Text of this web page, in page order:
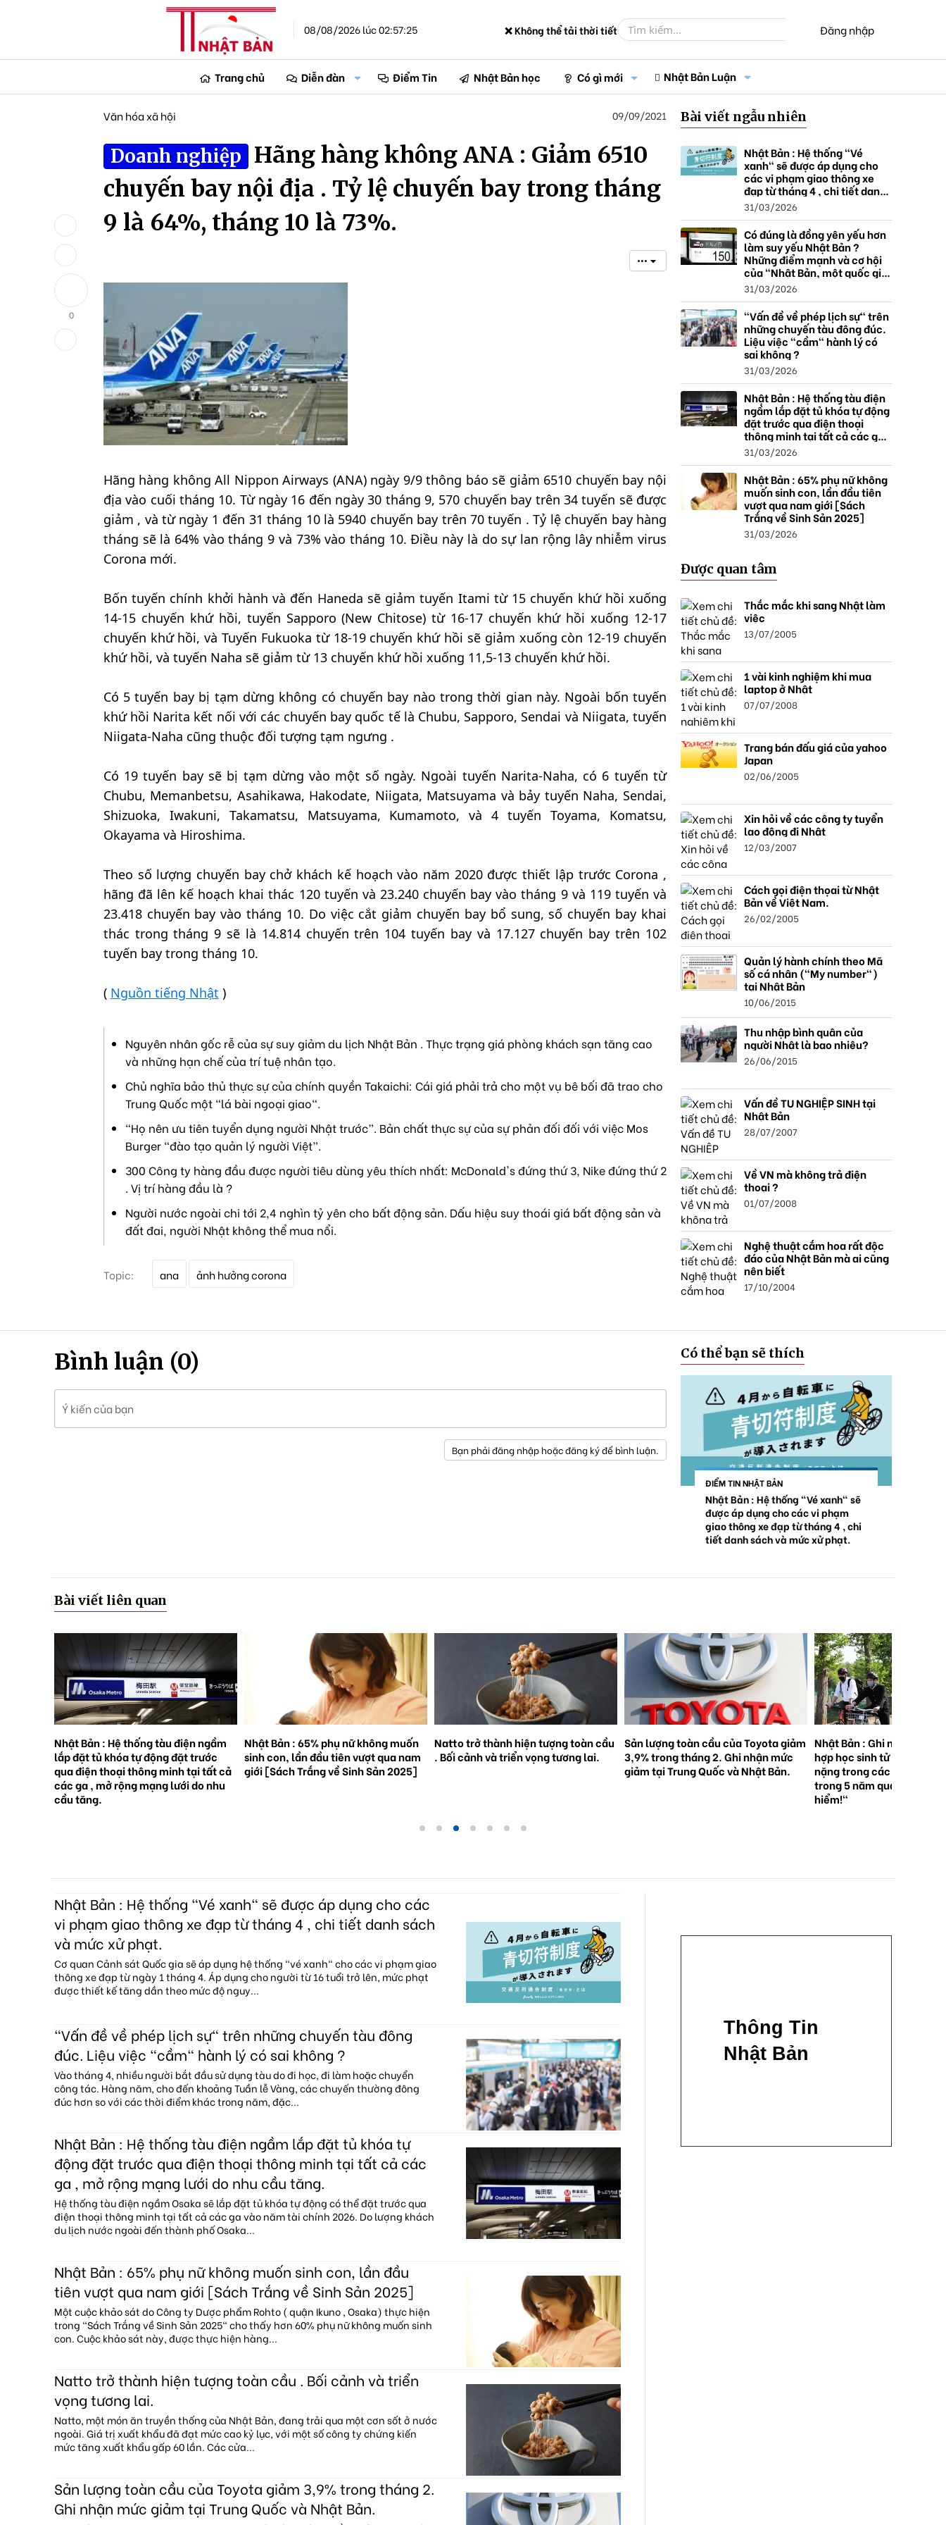
08/08/2026 lúc 02:57:25 ❌ Không thể tải thời tiết Đăng nhập
Trang chủ Diễn đàn Điểm Tin Nhật Bản học Có gì mới Nhật Bản Luận
0
Văn hóa xã hội 09/09/2021
Doanh nghiệp
Hãng hàng không ANA : Giảm 6510
chuyến bay nội địa . Tỷ lệ chuyến bay trong tháng
9 là 64%, tháng 10 là 73%.
•••
Hãng hàng không All Nippon Airways (ANA) ngày 9/9 thông báo sẽ giảm 6510 chuyến bay nội
địa vào cuối tháng 10. Từ ngày 16 đến ngày 30 tháng 9, 570 chuyến bay trên 34 tuyến sẽ được
giảm , và từ ngày 1 đến 31 tháng 10 là 5940 chuyến bay trên 70 tuyến . Tỷ lệ chuyến bay hàng
tháng sẽ là 64% vào tháng 9 và 73% vào tháng 10. Điều này là do sự lan rộng lây nhiễm virus
Corona mới.
Bốn tuyến chính khởi hành và đến Haneda sẽ giảm tuyến Itami từ 15 chuyến khứ hồi xuống
14-15 chuyến khứ hồi, tuyến Sapporo (New Chitose) từ 16-17 chuyến khứ hồi xuống 12-17
chuyến khứ hồi, và Tuyến Fukuoka từ 18-19 chuyến khứ hồi sẽ giảm xuống còn 12-19 chuyến
khứ hồi, và tuyến Naha sẽ giảm từ 13 chuyến khứ hồi xuống 11,5-13 chuyến khứ hồi.
Có 5 tuyến bay bị tạm dừng không có chuyến bay nào trong thời gian này. Ngoài bốn tuyến
khứ hồi Narita kết nối với các chuyến bay quốc tế là Chubu, Sapporo, Sendai và Niigata, tuyến
Niigata-Naha cũng thuộc đối tượng tạm ngưng .
Có 19 tuyến bay sẽ bị tạm dừng vào một số ngày. Ngoài tuyến Narita-Naha, có 6 tuyến từ
Chubu, Memanbetsu, Asahikawa, Hakodate, Niigata, Matsuyama và bảy tuyến Naha, Sendai,
Shizuoka, Iwakuni, Takamatsu, Matsuyama, Kumamoto, và 4 tuyến Toyama, Komatsu,
Okayama và Hiroshima.
Theo số lượng chuyến bay chở khách kế hoạch vào năm 2020 được thiết lập trước Corona ,
hãng đã lên kế hoạch khai thác 120 tuyến và 23.240 chuyến bay vào tháng 9 và 119 tuyến và
23.418 chuyến bay vào tháng 10. Do việc cắt giảm chuyến bay bổ sung, số chuyến bay khai
thác trong tháng 9 sẽ là 14.814 chuyến trên 104 tuyến bay và 17.127 chuyến bay trên 102
tuyến bay trong tháng 10.
( Nguồn tiếng Nhật )
Nguyên nhân gốc rễ của sự suy giảm du lịch Nhật Bản . Thực trạng giá phòng khách sạn tăng cao
và những hạn chế của trí tuệ nhân tạo.
Chủ nghĩa bảo thủ thực sự của chính quyền Takaichi: Cái giá phải trả cho một vụ bê bối đã trao cho
Trung Quốc một "lá bài ngoại giao".
“Họ nên ưu tiên tuyển dụng người Nhật trước”. Bản chất thực sự của sự phản đối đối với việc Mos
Burger “đào tạo quản lý người Việt”.
300 Công ty hàng đầu được người tiêu dùng yêu thích nhất: McDonald's đứng thứ 3, Nike đứng thứ 2
. Vị trí hàng đầu là ?
Người nước ngoài chi tới 2,4 nghìn tỷ yên cho bất động sản. Dấu hiệu suy thoái giá bất động sản và
đất đai, người Nhật không thể mua nổi.
Topic: ana ảnh hưởng corona
Bài viết ngẫu nhiên
Nhật Bản : Hệ thống "Vé
xanh" sẽ được áp dụng cho
các vi phạm giao thông xe
đạp từ tháng 4 , chi tiết danh
sách và mức xử phạt.
31/03/2026
Có đúng là đồng yên yếu hơn
làm suy yếu Nhật Bản ?
Những điểm mạnh và cơ hội
của "Nhật Bản, một quốc gia
thặng dư".
31/03/2026
"Vấn đề về phép lịch sự" trên
những chuyến tàu đông đúc.
Liệu việc "cầm" hành lý có
sai không ?
31/03/2026
Nhật Bản : Hệ thống tàu điện
ngầm lắp đặt tủ khóa tự động
đặt trước qua điện thoại
thông minh tại tất cả các ga ,
mở rộng mạng lưới do nhu
cầu tăng.
31/03/2026
Nhật Bản : 65% phụ nữ không
muốn sinh con, lần đầu tiên
vượt qua nam giới [Sách
Trắng về Sinh Sản 2025]
31/03/2026
Được quan tâm
Thắc mắc khi sang Nhật làm
việc
13/07/2005
1 vài kinh nghiệm khi mua
laptop ở Nhật
07/07/2008
Trang bán đấu giá của yahoo
Japan
02/06/2005
Xin hỏi về các công ty tuyển
lao động đi Nhật
12/03/2007
Cách gọi điện thọai từ Nhật
Bản về Việt Nam.
26/02/2005
Quản lý hành chính theo Mã
số cá nhân ("My number")
tại Nhật Bản
10/06/2015
Thu nhập bình quân của
người Nhật là bao nhiêu?
26/06/2015
Vấn đề TU NGHIỆP SINH tại
Nhật Bản
28/07/2007
Về VN mà không trả điện
thoại ?
01/07/2008
Nghệ thuật cắm hoa rất độc
đáo của Nhật Bản mà ai cũng
nên biết
17/10/2004
Bình luận (0)
Ý kiến của bạn
Bạn phải đăng nhập hoặc đăng ký để bình luận.
Có thể bạn sẽ thích
ĐIỂM TIN NHẬT BẢN
Nhật Bản : Hệ thống "Vé xanh" sẽ
được áp dụng cho các vi phạm
giao thông xe đạp từ tháng 4 , chi
tiết danh sách và mức xử phạt.
Bài viết liên quan
Nhật Bản : Hệ thống tàu điện ngầm
lắp đặt tủ khóa tự động đặt trước
qua điện thoại thông minh tại tất cả
các ga , mở rộng mạng lưới do nhu
cầu tăng.
Nhật Bản : 65% phụ nữ không muốn
sinh con, lần đầu tiên vượt qua nam
giới [Sách Trắng về Sinh Sản 2025]
Natto trở thành hiện tượng toàn cầu
. Bối cảnh và triển vọng tương lai.
Sản lượng toàn cầu của Toyota giảm
3,9% trong tháng 2. Ghi nhận mức
giảm tại Trung Quốc và Nhật Bản.
Nhật Bản : Ghi nhận
hợp học sinh tử vong
nặng trong các vụ tai nạn
trong 5 năm qua . "Hãy
hiểm!"
Nhật Bản : Hệ thống "Vé xanh" sẽ được áp dụng cho các
vi phạm giao thông xe đạp từ tháng 4 , chi tiết danh sách
và mức xử phạt.
Cơ quan Cảnh sát Quốc gia sẽ áp dụng hệ thống "vé xanh" cho các vi phạm giao
thông xe đạp từ ngày 1 tháng 4. Áp dụng cho người từ 16 tuổi trở lên, mức phạt
được thiết kế tăng dần theo mức độ nguy...
"Vấn đề về phép lịch sự" trên những chuyến tàu đông
đúc. Liệu việc "cầm" hành lý có sai không ?
Vào tháng 4, nhiều người bắt đầu sử dụng tàu do đi học, đi làm hoặc chuyển
công tác. Hàng năm, cho đến khoảng Tuần lễ Vàng, các chuyến thường đông
đúc hơn so với các thời điểm khác trong năm, đặc...
Nhật Bản : Hệ thống tàu điện ngầm lắp đặt tủ khóa tự
động đặt trước qua điện thoại thông minh tại tất cả các
ga , mở rộng mạng lưới do nhu cầu tăng.
Hệ thống tàu điện ngầm Osaka sẽ lắp đặt tủ khóa tự động có thể đặt trước qua
điện thoại thông minh tại tất cả các ga vào năm tài chính 2026. Do lượng khách
du lịch nước ngoài đến thành phố Osaka...
Nhật Bản : 65% phụ nữ không muốn sinh con, lần đầu
tiên vượt qua nam giới [Sách Trắng về Sinh Sản 2025]
Một cuộc khảo sát do Công ty Dược phẩm Rohto ( quận Ikuno , Osaka) thực hiện
trong "Sách Trắng về Sinh Sản 2025" cho thấy hơn 60% phụ nữ không muốn sinh
con. Cuộc khảo sát này, được thực hiện hàng...
Natto trở thành hiện tượng toàn cầu . Bối cảnh và triển
vọng tương lai.
Natto, một món ăn truyền thống của Nhật Bản, đang trải qua một cơn sốt ở nước
ngoài. Giá trị xuất khẩu đã đạt mức cao kỷ lục, với một số công ty chứng kiến
mức tăng xuất khẩu gấp 60 lần. Các cửa...
Sản lượng toàn cầu của Toyota giảm 3,9% trong tháng 2.
Ghi nhận mức giảm tại Trung Quốc và Nhật Bản.
Thông Tin
Nhật Bản